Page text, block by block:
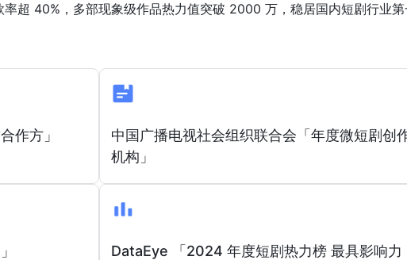
超 40%，多部现象级作品热力值突破 2000 万，稳居国内短剧行业
作方」
中国广播电视社会组织联合会「年度微短剧创
机构」
DataEye 「2024 年度短剧热力榜 最具影响力